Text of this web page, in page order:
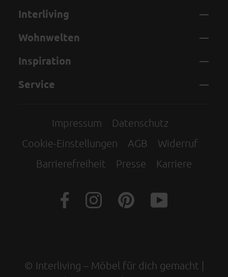
Interliving
Wohnwelten
Inspiration
Service
Impressum
Datenschutz
Cookie-Einstellungen
AGB
Widerruf
Barrierefreiheit
Presse Karriere
© Interliving – Möbel für dich gemacht |